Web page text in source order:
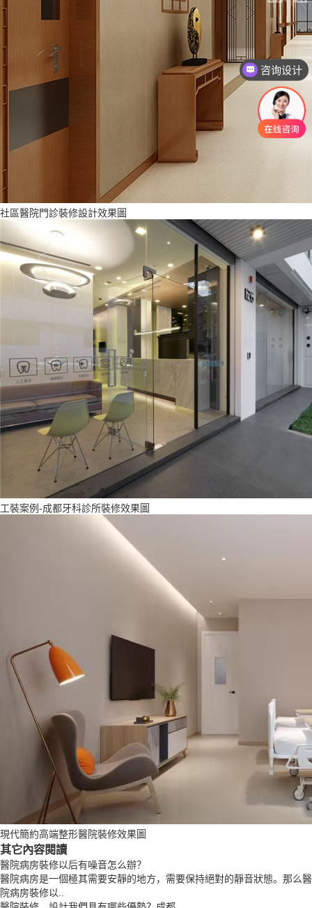
社區醫院門診裝修設計效果圖
工裝案例-成都牙科診所裝修效果圖
現代簡約高端整形醫院裝修效果圖
其它內容閱讀
醫院病房裝修以后有噪音怎么辦？
醫院病房是一個極其需要安靜的地方，需要保持絕對的靜音狀態。那么醫
院病房裝修以..
咨询报价